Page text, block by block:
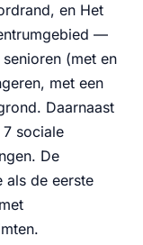
en Het
—
(met en
met een
Daarnaast
sociale
De
als de eerste